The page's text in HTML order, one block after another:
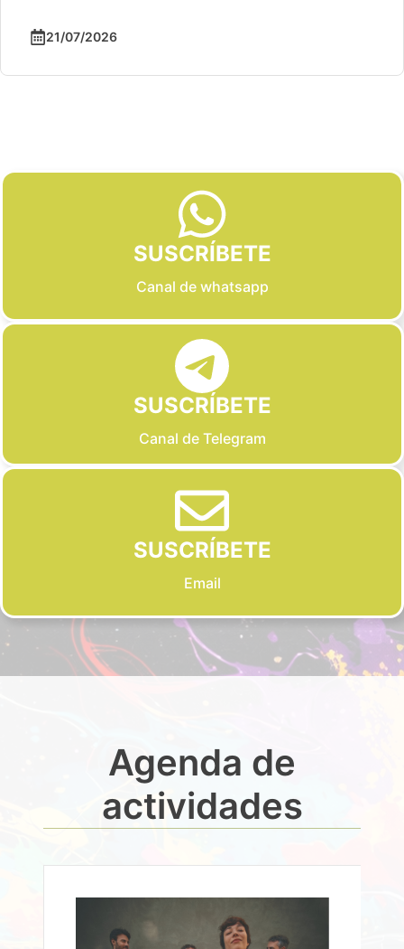
21/07/2026
SUSCRÍBETE
Canal de whatsapp
SUSCRÍBETE
Canal de Telegram
SUSCRÍBETE
Email
Agenda de
actividades